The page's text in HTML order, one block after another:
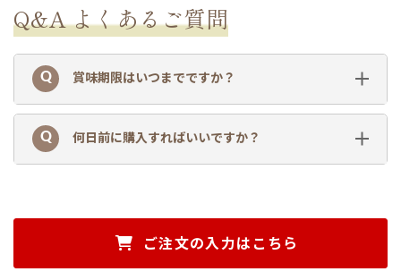
Q&A よくあるご質問
賞味期限はいつまでですか？
何日前に購入すればいいですか？
ご注文の入力はこちら